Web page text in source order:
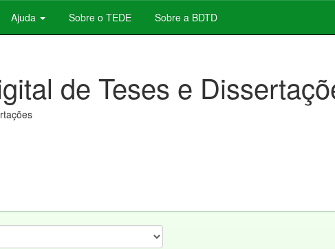
Ajuda Sobre o TEDE Sobre a BDTD
de Teses e